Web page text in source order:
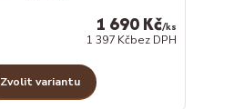
1 690 Kč/ks
1 397 Kčbez DPH
Zvolit variantu